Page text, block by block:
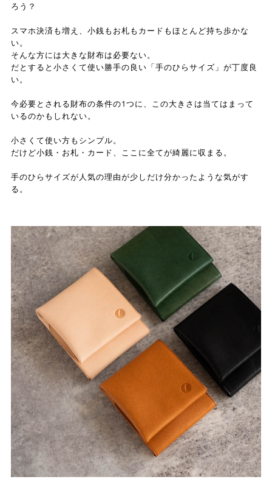
ろう？
スマホ決済も増え、小銭もお札もカードもほとんど持ち歩かな
い。
そんな方には大きな財布は必要ない。
だとすると小さくて使い勝手の良い「手のひらサイズ」が丁度良
い。
今必要とされる財布の条件の1つに、この大きさは当てはまって
いるのかもしれない。
小さくて使い方もシンプル。
だけど小銭・お札・カード、ここに全てが綺麗に収まる。
手のひらサイズが人気の理由が少しだけ分かったような気がす
る。